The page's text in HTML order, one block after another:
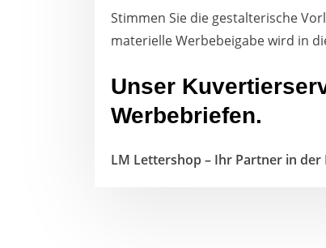
Stimmen Sie die gestalterische
materielle Werbebeigabe wird in
Unser
Werbebriefen.
LM Lettershop – Ihr Partner in